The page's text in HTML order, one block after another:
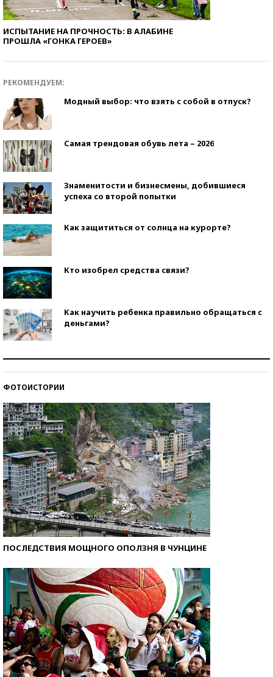
ИСПЫТАНИЕ НА ПРОЧНОСТЬ: В АЛАБИНЕ
ПРОШЛА «ГОНКА ГЕРОЕВ»
РЕКОМЕНДУЕМ:
Модный выбор: что взять с собой в отпуск?
Самая трендовая обувь лета – 2026
Знаменитости и бизнесмены, добившиеся
успеха со второй попытки
Как защититься от солнца на курорте?
Кто изобрел средства связи?
Как научить ребенка правильно обращаться с
деньгами?
ФОТОИСТОРИИ
ПОСЛЕДСТВИЯ МОЩНОГО ОПОЛЗНЯ В ЧУНЦИНЕ